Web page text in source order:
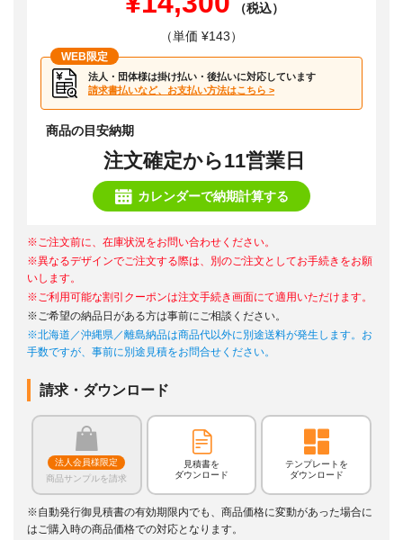
（税込）
（単価 ¥143）
WEB限定
法人・団体様は掛け払い・後払いに対応しています
請求書払いなど、お支払い方法はこちら >
商品の目安納期
注文確定から11営業日
カレンダーで納期計算する
※ご注文前に、在庫状況をお問い合わせください。
※異なるデザインでご注文する際は、別のご注文としてお手続きをお願
いします。
※ご利用可能な割引クーポンは注文手続き画面にて適用いただけます。
※ご希望の納品日がある方は事前にご相談ください。
※北海道／沖縄県／離島納品は商品代以外に別途送料が発生します。お
手数ですが、事前に別途見積をお問合せください。
請求・ダウンロード
法人会員様限定
商品サンプルを請求
見積書を
ダウンロード
テンプレートを
ダウンロード
※自動発行御見積書の有効期限内でも、商品価格に変動があった場合に
はご購入時の商品価格での対応となります。